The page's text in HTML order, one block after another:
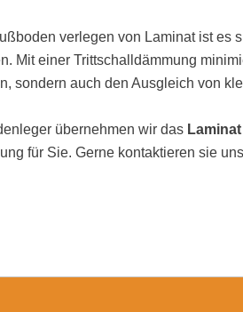
verlegen von Laminat ist es
Mit einer Trittschalldämmung
sondern auch den Ausgleich von
übernehmen wir das
für Sie. Gerne kontaktieren sie